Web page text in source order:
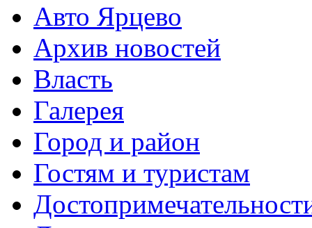
Авто Ярцево
Архив новостей
Власть
Галерея
Город и район
Гостям и туристам